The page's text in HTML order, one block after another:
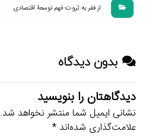
از فقر به ثروت؛ فهم توسعۀ اقتصادی
بدون دیدگاه
دیدگاهتان را بنویسید
نشانی ایمیل شما منتشر نخواهد شد.
علامت‌گذاری شده‌اند*